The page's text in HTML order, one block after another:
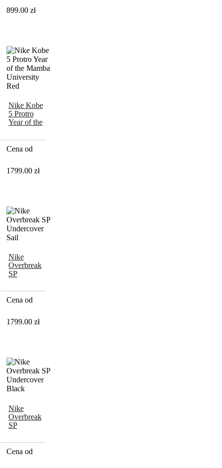
899.00 zł
Nike Kobe
5 Protro
Year of the
University
Red
Cena od
1799.00 zł
Nike
Overbreak
SP
Sail
Cena od
1799.00 zł
Nike
Overbreak
SP
Black
Cena od